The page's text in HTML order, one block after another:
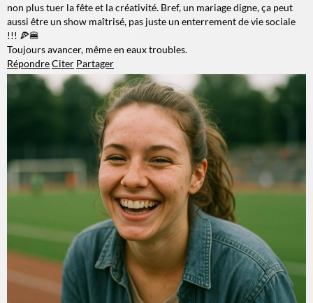
non plus tuer la fête et la créativité. Bref, un mariage digne, ça peut
aussi être un show maîtrisé, pas juste un enterrement de vie sociale
!!! 🍕🍔
Toujours avancer, même en eaux troubles.
RépondreCiter Partager